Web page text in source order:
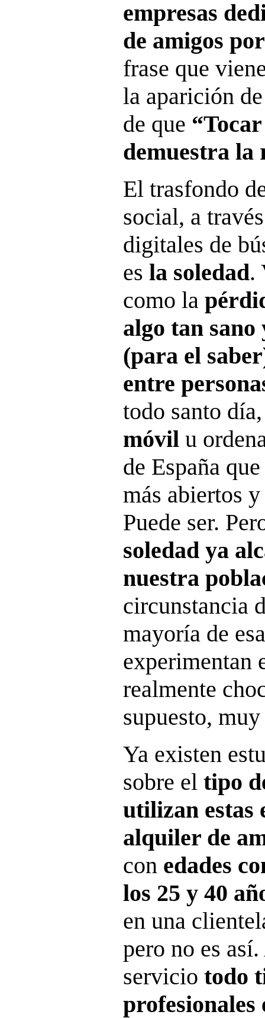
empresas
de amigos
frase que
la aparición
de que
demuestra la
El trasfondo
social, a
digitales de
es la soledad.
como la
algo tan sano
(para el
entre
todo santo
móvil u
de España
más abiertos
Puede ser.
soledad ya
nuestra
circunstancia
mayoría de
experimentan
realmente
supuesto,
Ya existen
sobre el tipo
utilizan estas
alquiler de
con edades
los 25 y 40
en una
pero no es
servicio todo
profesionales